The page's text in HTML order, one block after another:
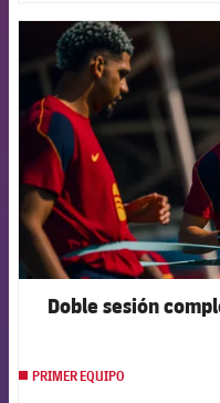
Doble sesión
PRIMER EQUIPO